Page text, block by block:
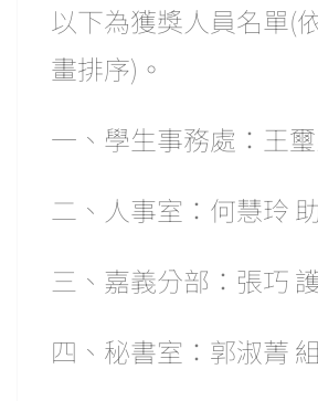
以下為獲獎人員名單(
畫排序)。
一、學生事務處：王
二、人事室：何慧玲
三、嘉義分部：張巧
四、秘書室：郭淑菁